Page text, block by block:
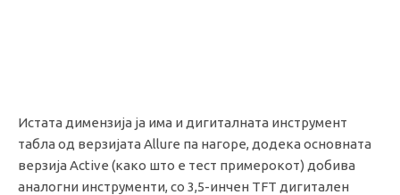
Истата димензија ја има и дигиталната инструмент
табла од верзијата Allure па нагоре, додека основната
верзија Active (како што е тест примерокот) добива
аналогни инструменти, со 3,5-инчен TFT дигитален